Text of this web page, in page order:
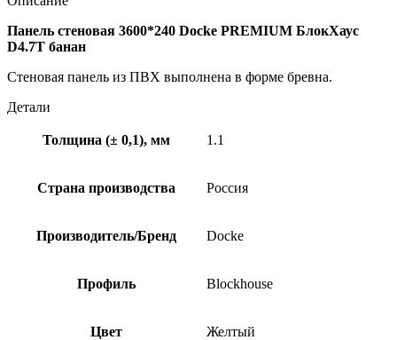
Панель стеновая 3600*240 Docke PREMIUM БлокХаус
D4.7T банан
Стеновая панель из ПВХ выполнена в форме бревна.
Детали
Толщина (± 0,1), мм 1.1
Страна производства Россия
Производитель/Бренд Docke
Профиль Blockhouse
Цвет Желтый